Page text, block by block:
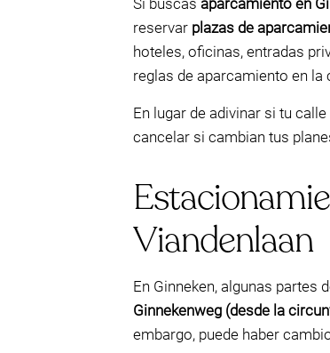
Si buscas aparcamiento en
reservar plazas de
hoteles, oficinas, entradas
reglas de aparcamiento en
En lugar de adivinar si tu
cancelar si cambian tus
Viandenlaan
En Ginneken, algunas partes
Ginnekenweg (desde la
embargo, puede haber